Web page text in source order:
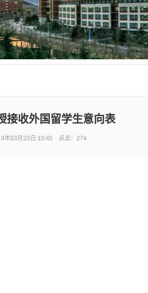
接收外国留学生意向表
年03月20日 10:45 点击： 274